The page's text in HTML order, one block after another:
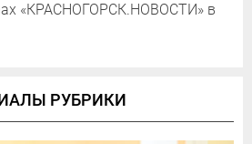
«КРАСНОГОРСК.НОВОСТИ» в
РУБРИКИ